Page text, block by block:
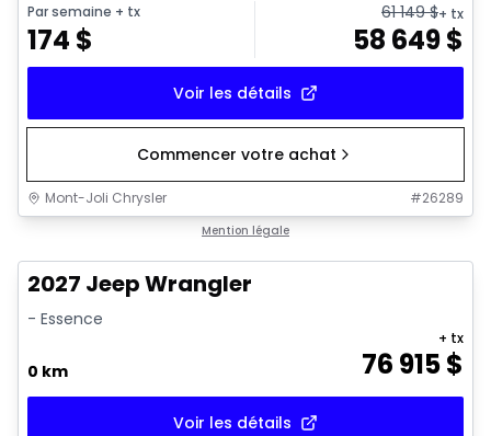
Par semaine + tx
174 $
61 149$+ tx
58 649$
Voir les détails
Commencer votre achat
Mont-Joli Chrysler #26289
Mention légale
2027 Jeep Wrangler
- Essence
0 km 76 915$
+ tx
Voir les détails